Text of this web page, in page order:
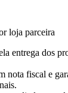
loja parceira
entrega dos
nota fiscal e